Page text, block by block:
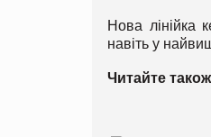
Нова лінійка
навіть у
Читайте